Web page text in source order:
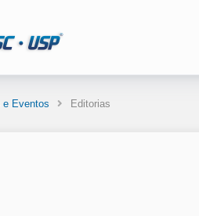
e Eventos Editorias